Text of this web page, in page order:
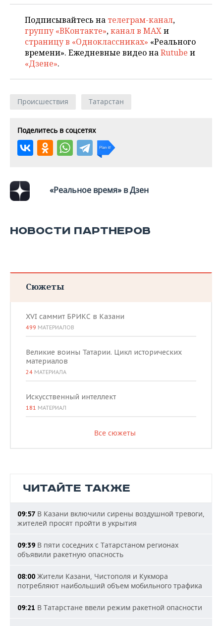
ЭНЕРГЕТИКА
ТЕЛЕКОММУНИКАЦИИ
БИЗНЕС-БРАНЧИ
ONLINE-КОНФЕРЕНЦИИ
ОТКРЫТАЯ ЛЕКЦИЯ
ФУТБОЛ
ХОККЕЙ
БАСКЕТБОЛ
ВОЛЕЙБОЛ
КИБЕРСПОРТ
ФИГУРНОЕ КАТАНИЕ
ХОККЕЙ С МЯЧОМ
НОВОСТИ ОБЩЕСТВА
ВЛАСТЬ
ИНФРАСТРУКТУРА
ИСТОРИЯ
КУЛЬТУРА
МЕДИЦИНА
ПРОИСШЕСТВИЯ
ФОТОГАЛЕРЕЯ
СЮЖЕТЫ
СПРАВОЧНИК
СПИСОК ПЕРСОН
СПИСОК КОМПАНИЙ
ПОЛНАЯ ВЕРСИЯ
Подписывайтесь на телеграм-канал,
группу «ВКонтакте»,канал в MAXи
страницу в «Одноклассниках» «Реального
времени». Ежедневные видео наRutube и
«Дзене».
Происшествия Татарстан
Поделитесь в соцсетях
«Реальное время» в Дзен
НОВОСТИ ПАРТНЕРОВ
Сюжеты
XVI саммит БРИКС в Казани
499 МАТЕРИАЛОВ
Великие воины Татарии. Цикл исторических
материалов
24 МАТЕРИАЛА
Искусственный интеллект
181 МАТЕРИАЛ
Все сюжеты
ЧИТАЙТЕ ТАКЖЕ
09:57 В Казани включили сирены воздушной тревоги,
жителей просят пройти в укрытия
09:39 В пяти соседних с Татарстаном регионах
объявили ракетную опасность
08:00 Жители Казани, Чистополя и Кукмора
потребляют наибольший объем мобильного трафика
09:21 В Татарстане ввели режим ракетной опасности